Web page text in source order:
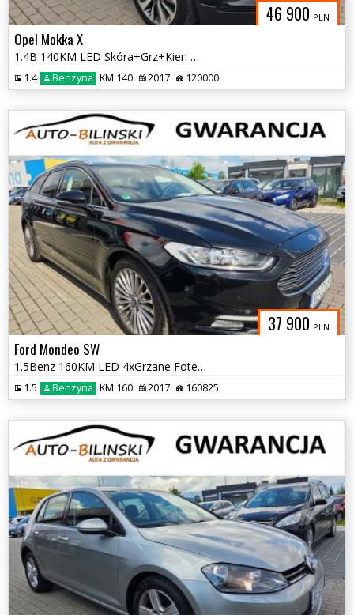
46 900 PLN
Opel Mokka X
1.4B 140KM LED Skóra+Grz+Kier. Navi Kam+PDC Serw Faktura Gwarancja
1.4 Benzyna KM 140 2017 120000
37 900 PLN
Ford Mondeo SW
1.5Benz 160KM LED 4xGrzane Fotele+Szyba Parkasist Navi Faktur Gwarancj
1.5 Benzyna KM 160 2017 160825